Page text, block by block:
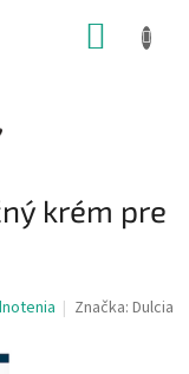
krém pre
Značka:Dulcia